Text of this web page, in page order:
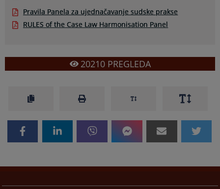
Pravila Panela za ujednačavanje sudske prakse
RULES of the Case Law Harmonisation Panel
20210PREGLEDA